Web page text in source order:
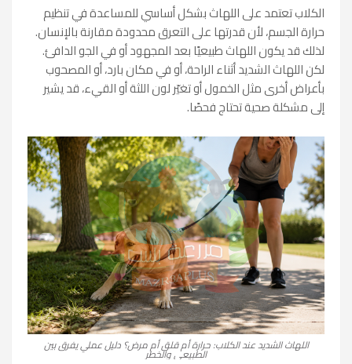
الكلاب تعتمد على اللهاث بشكل أساسي للمساعدة في تنظيم
حرارة الجسم، لأن قدرتها على التعرق محدودة مقارنة بالإنسان.
لذلك قد يكون اللهاث طبيعيًا بعد المجهود أو في الجو الدافئ.
لكن اللهاث الشديد أثناء الراحة، أو في مكان بارد، أو المصحوب
بأعراض أخرى مثل الخمول أو تغيّر لون اللثة أو القيء، قد يشير
إلى مشكلة صحية تحتاج فحصًا.
اللهاث الشديد عند الكلاب: حرارة أم قلق أم مرض؟ دليل عملي يفرق بين
الطبيعي والخطر